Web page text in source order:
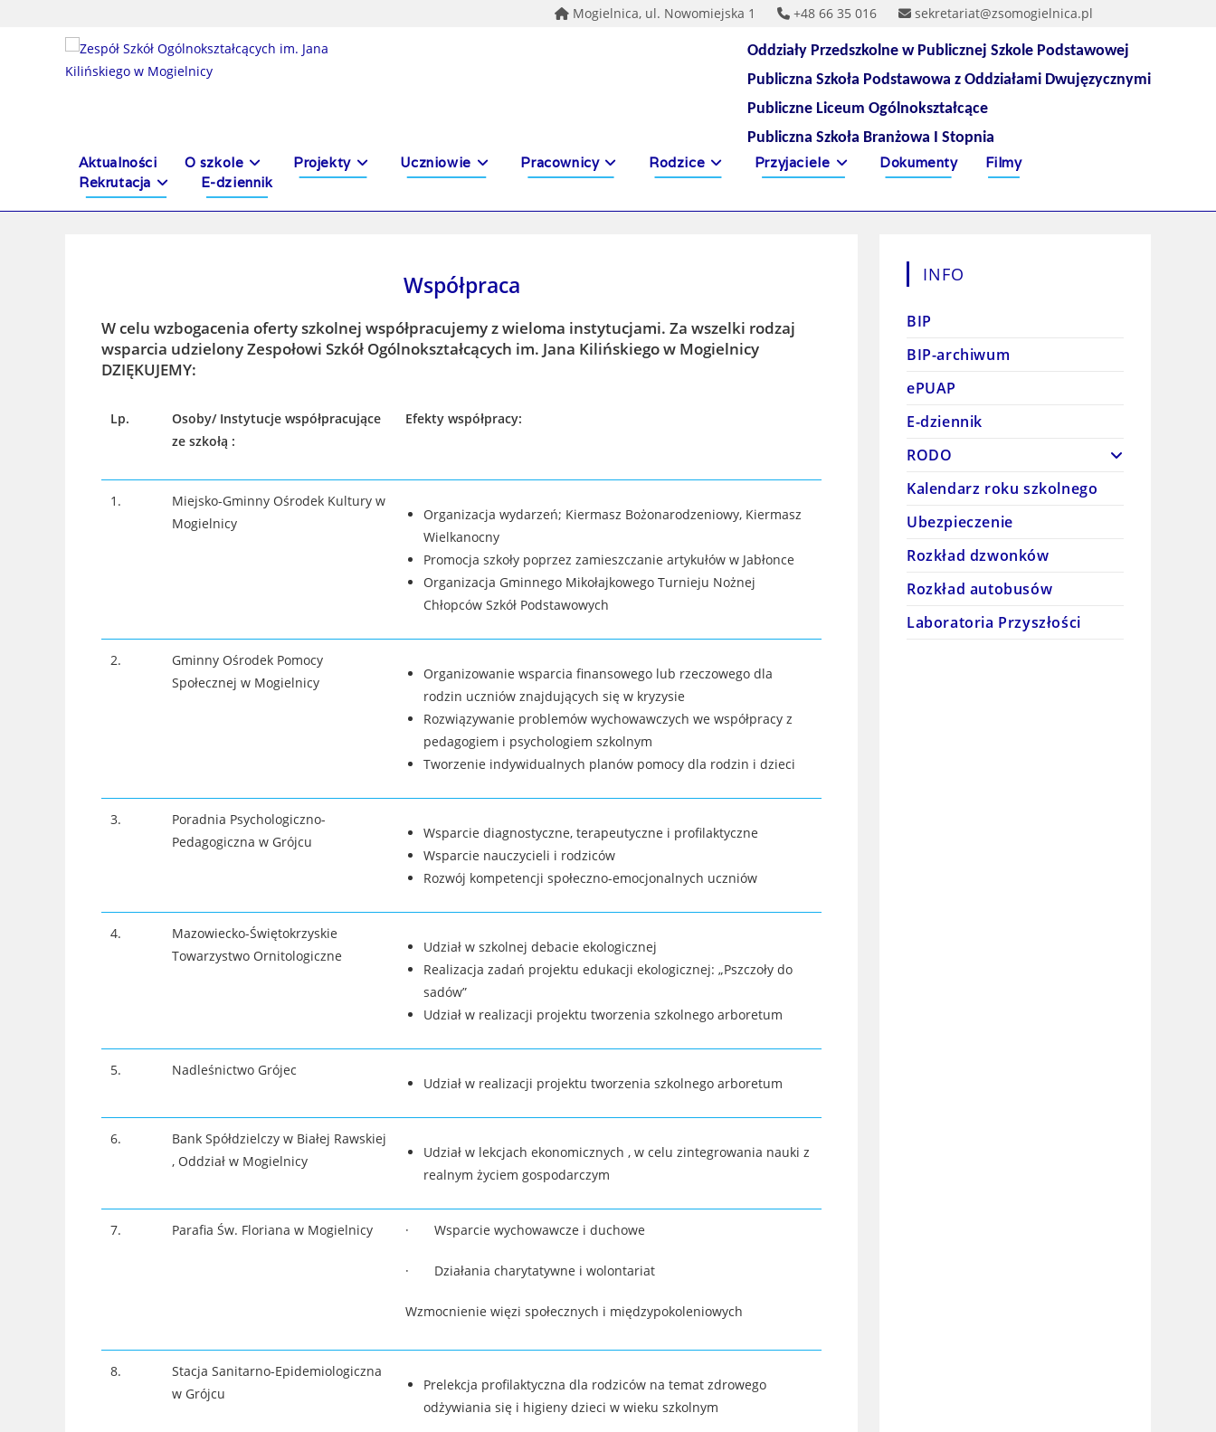
Mogielnica, ul. Nowomiejska 1 +48 66 35 016 sekretariat@zsomogielnica.pl
Oddziały Przedszkolne w Publicznej Szkole Podstawowej
Publiczna Szkoła Podstawowa z Oddziałami Dwujęzycznymi
Publiczne Liceum Ogólnokształcące
Publiczna Szkoła Branżowa I Stopnia
Aktualności
O szkole Projekty Uczniowie Pracownicy Rodzice Przyjaciele Dokumenty
Filmy
Rekrutacja
E-dziennik
Współpraca
W celu wzbogacenia oferty szkolnej współpracujemy z wieloma instytucjami. Za wszelki rodzaj
wsparcia udzielony Zespołowi Szkół Ogólnokształcących im. Jana Kilińskiego w Mogielnicy
DZIĘKUJEMY:
Lp.
Osoby/ Instytucje współpracujące
ze szkołą :
Efekty współpracy:
1.
Miejsko-Gminny Ośrodek Kultury w
Mogielnicy
Organizacja wydarzeń; Kiermasz Bożonarodzeniowy, Kiermasz
Wielkanocny
Promocja szkoły poprzez zamieszczanie artykułów w Jabłonce
Organizacja Gminnego Mikołajkowego Turnieju Nożnej
Chłopców Szkół Podstawowych
2.
Gminny Ośrodek Pomocy
Społecznej w Mogielnicy
Organizowanie wsparcia finansowego lub rzeczowego dla
rodzin uczniów znajdujących się w kryzysie
Rozwiązywanie problemów wychowawczych we współpracy z
pedagogiem i psychologiem szkolnym
Tworzenie indywidualnych planów pomocy dla rodzin i dzieci
3.
Poradnia Psychologiczno-
Pedagogiczna w Grójcu
Wsparcie diagnostyczne, terapeutyczne i profilaktyczne
Wsparcie nauczycieli i rodziców
Rozwój kompetencji społeczno-emocjonalnych uczniów
4.
Mazowiecko-Świętokrzyskie
Towarzystwo Ornitologiczne
Udział w szkolnej debacie ekologicznej
Realizacja zadań projektu edukacji ekologicznej: „Pszczoły do
sadów”
Udział w realizacji projektu tworzenia szkolnego arboretum
5. Nadleśnictwo Grójec
Udział w realizacji projektu tworzenia szkolnego arboretum
6.
Bank Spółdzielczy w Białej Rawskiej
, Oddział w Mogielnicy
Udział w lekcjach ekonomicznych , w celu zintegrowania nauki z
realnym życiem gospodarczym
7. Parafia Św. Floriana w Mogielnicy · Wsparcie wychowawcze i duchowe
· Działania charytatywne i wolontariat
Wzmocnienie więzi społecznych i międzypokoleniowych
8.
Stacja Sanitarno-Epidemiologiczna
w Grójcu
Prelekcja profilaktyczna dla rodziców na temat zdrowego
odżywiania się i higieny dzieci w wieku szkolnym
INFO
BIP
BIP-archiwum
ePUAP
E-dziennik
RODO
Kalendarz roku szkolnego
Ubezpieczenie
Rozkład dzwonków
Rozkład autobusów
Laboratoria Przyszłości